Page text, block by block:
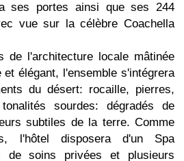
ses portes ainsi que ses 244
vue sur la célèbre Coachella
de l'architecture locale mâtinée
élégant, l'ensemble s'intégrera
du désert: rocaille, pierres,
sourdes: dégradés de
subtiles de la terre. Comme
l'hôtel disposera d'un Spa
de soins privées et plusieurs